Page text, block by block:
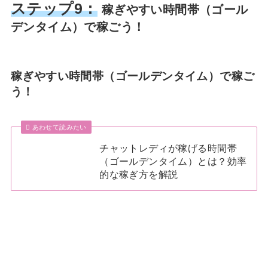
ステップ9： 稼ぎやすい時間帯（ゴール
デンタイム）で稼ごう！
稼ぎやすい時間帯（ゴールデンタイム）で稼ご
う！
あわせて読みたい
チャットレディが稼げる時間帯
（ゴールデンタイム）とは？効率
的な稼ぎ方を解説